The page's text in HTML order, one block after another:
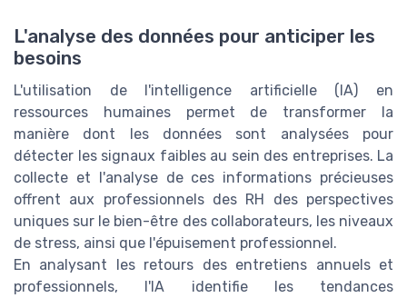
L'analyse des données pour anticiper les
besoins
L'utilisation de l'intelligence artificielle (IA) en
ressources humaines permet de transformer la
manière dont les données sont analysées pour
détecter les signaux faibles au sein des entreprises. La
collecte et l'analyse de ces informations précieuses
offrent aux professionnels des RH des perspectives
uniques sur le bien-être des collaborateurs, les niveaux
de stress, ainsi que l'épuisement professionnel.
En analysant les retours des entretiens annuels et
professionnels, l'IA identifie les tendances